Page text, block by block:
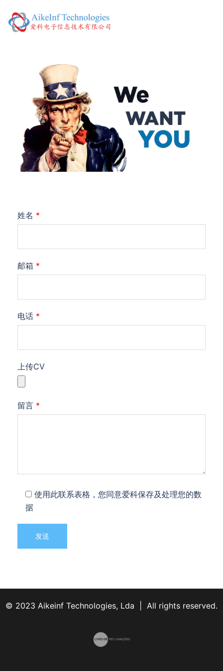
content
姓名 *
邮箱 *
电话 *
上传CV
留言 *
使用此联系表格，您同意爱科保存及处理您的数
据
© 2023 Aikeinf Technologies, Lda | All rights reserved.